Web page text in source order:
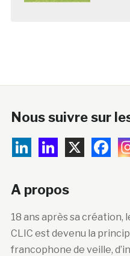
Nous suivre sur
A propos
18 ans après sa création,
CLIC est devenu la
francophone de veille,